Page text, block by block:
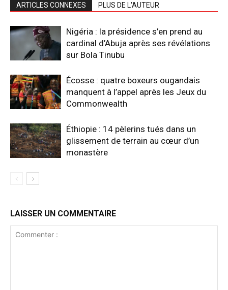
ARTICLES CONNEXES PLUS DE L'AUTEUR
Nigéria : la présidence s’en prend au
cardinal d’Abuja après ses révélations
sur Bola Tinubu
Écosse : quatre boxeurs ougandais
manquent à l’appel après les Jeux du
Commonwealth
Éthiopie : 14 pèlerins tués dans un
glissement de terrain au cœur d’un
monastère
LAISSER UN COMMENTAIRE